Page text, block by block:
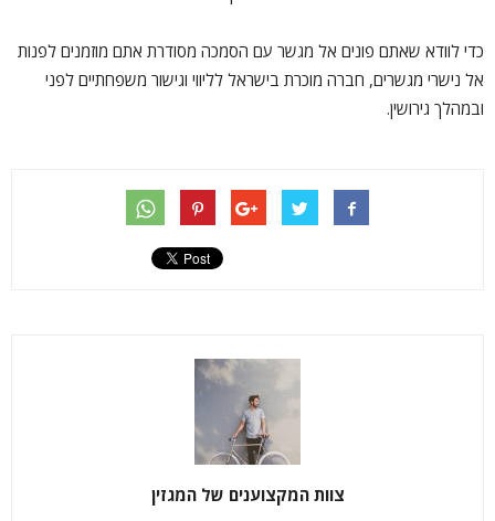
כדי לוודא שאתם פונים אל מגשר עם הסמכה מסודרת אתם מוזמנים לפנות
אל נישרי מגשרים, חברה מוכרת בישראל לליווי וגישור משפחתיים לפני
ובמהלך גירושין.
צוות המקצוענים של המגזין